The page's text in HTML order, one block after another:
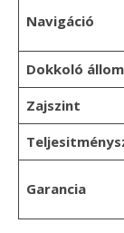
Navigáció
Dokkoló
Zajszint
Garancia